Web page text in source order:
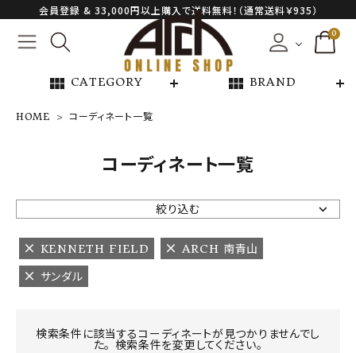
会員登録 & 33,000円以上購入で送料無料！（通常送料￥935）
0
view_module CATEGORY view_module BRAND
NEW ARRIVAL
ARCH EXCLUSIVE
BRAND
CATEGORY
HOME コーディネート一覧
コーディネート一覧
絞り込む
KENNETH FIELD
ARCH 南青山
サンダル
検索条件に該当するコーディネートが見つかりませんでし
た。 検索条件を変更してください。